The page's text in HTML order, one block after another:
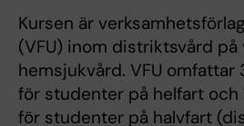
Kursen är
(VFU) inom distriktsvård
hemsjukvård. VFU
för studenter på helfart och
för studenter på halvfart